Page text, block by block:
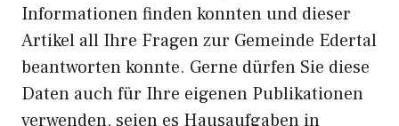
Informationen finden konnten und dieser
Artikel all Ihre Fragen zur Gemeinde Edertal
beantworten konnte. Gerne dürfen Sie diese
Daten auch für Ihre eigenen Publikationen
verwenden, seien es Hausaufgaben in